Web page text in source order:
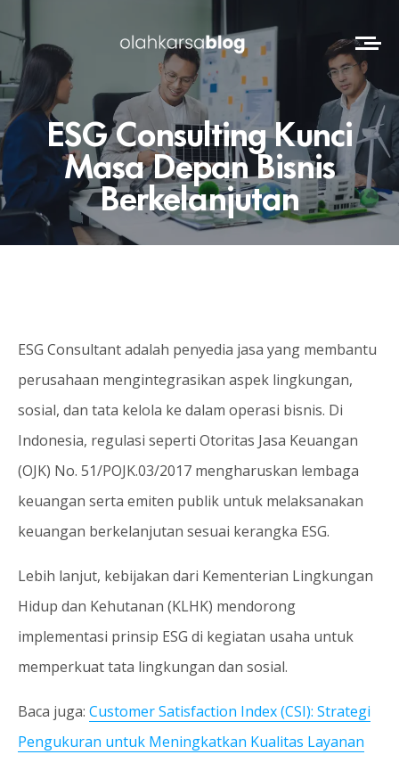
ESG Consulting Kunci
Masa Depan Bisnis
Berkelanjutan
ESG Consultant adalah penyedia jasa yang membantu
perusahaan mengintegrasikan aspek lingkungan,
sosial, dan tata kelola ke dalam operasi bisnis. Di
Indonesia, regulasi seperti Otoritas Jasa Keuangan
(OJK) No. 51/POJK.03/2017 mengharuskan lembaga
keuangan serta emiten publik untuk melaksanakan
keuangan berkelanjutan sesuai kerangka ESG.
Lebih lanjut, kebijakan dari Kementerian Lingkungan
Hidup dan Kehutanan (KLHK) mendorong
implementasi prinsip ESG di kegiatan usaha untuk
memperkuat tata lingkungan dan sosial.
Baca juga: Customer Satisfaction Index (CSI): Strategi
Pengukuran untuk Meningkatkan Kualitas Layanan